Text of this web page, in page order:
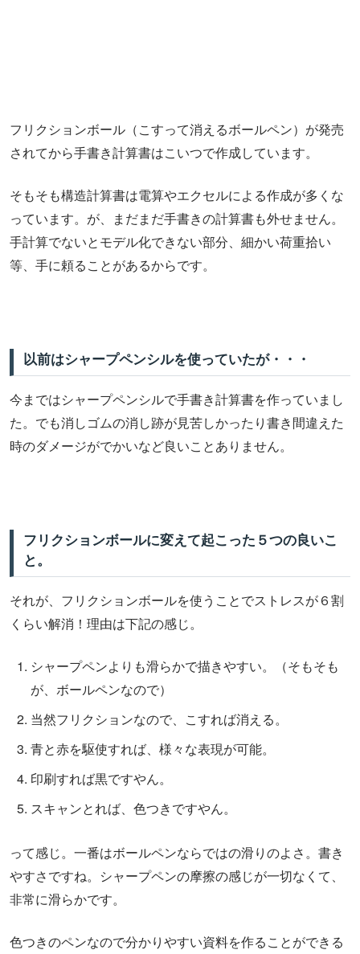
フリクションボール（こすって消えるボールペン）が発売
されてから手書き計算書はこいつで作成しています。
そもそも構造計算書は電算やエクセルによる作成が多くな
っています。が、まだまだ手書きの計算書も外せません。
手計算でないとモデル化できない部分、細かい荷重拾い
等、手に頼ることがあるからです。
以前はシャープペンシルを使っていたが・・・
今まではシャープペンシルで手書き計算書を作っていまし
た。でも消しゴムの消し跡が見苦しかったり書き間違えた
時のダメージがでかいなど良いことありません。
フリクションボールに変えて起こった５つの良いこ
と。
それが、フリクションボールを使うことでストレスが６割
くらい解消！理由は下記の感じ。
シャープペンよりも滑らかで描きやすい。（そもそも
が、ボールペンなので）
当然フリクションなので、こすれば消える。
青と赤を駆使すれば、様々な表現が可能。
印刷すれば黒ですやん。
スキャンとれば、色つきですやん。
って感じ。一番はボールペンならではの滑りのよさ。書き
やすさですね。シャープペンの摩擦の感じが一切なくて、
非常に滑らかです。
色つきのペンなので分かりやすい資料を作ることができる